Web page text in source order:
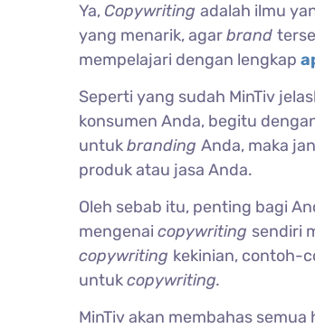
Ya, Copywriting adalah ilmu
yang menarik, agarbrand
mempelajari dengan lengkap
Seperti yang sudah MinTiv
konsumen Anda, begitu
untukbranding Anda, maka
produk atau jasa Anda.
Oleh sebab itu, penting bagi
mengenai copywriting sendiri
copywriting kekinian, contoh-
untukcopywriting.
MinTiv akan membahas semua